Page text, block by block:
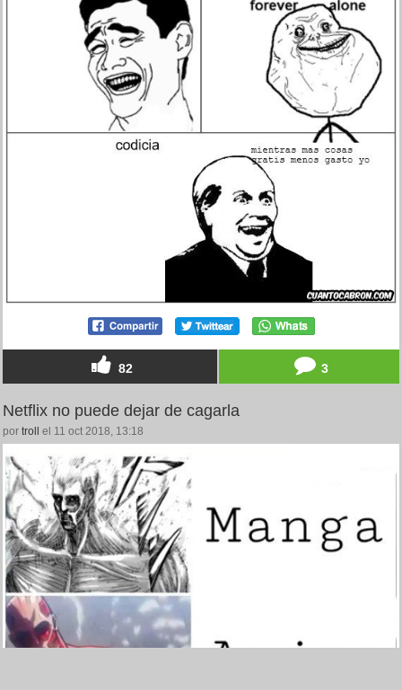
82 3
Netflix no puede dejar de cagarla
por troll el 11 oct 2018, 13:18